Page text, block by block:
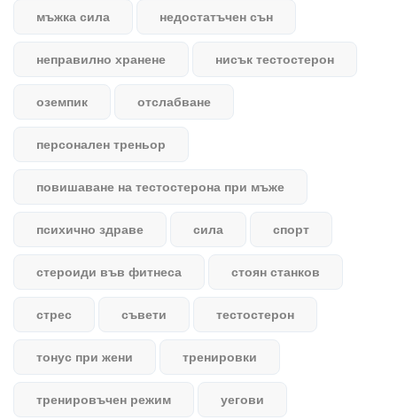
мъжка сила недостатъчен сън
неправилно хранене нисък тестостерон
оземпик отслабване
персонален треньор
повишаване на тестостерона при мъже
психично здраве сила спорт
стероиди във фитнеса стоян станков
стрес съвети тестостерон
тонус при жени тренировки
тренировъчен режим уегови